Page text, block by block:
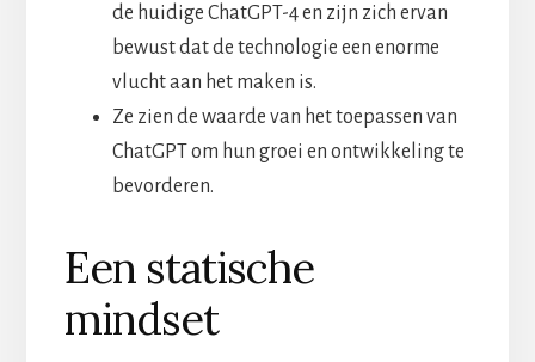
de huidige ChatGPT-4 en zijn zich ervan
bewust dat de technologie een enorme
vlucht aan het maken is.
Ze zien de waarde van het toepassen van
ChatGPT om hun groei en ontwikkeling te
bevorderen.
Een statische
mindset